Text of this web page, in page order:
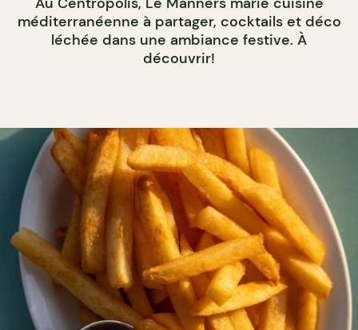
méditerranéenne à partager, cocktails et déco
léchée dans une ambiance festive. À
découvrir!